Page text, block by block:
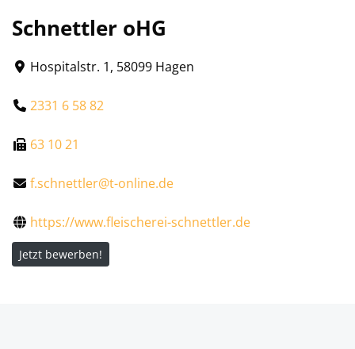
Schnettler oHG
Hospitalstr. 1, 58099 Hagen
2331 6 58 82
63 10 21
f.schnettler@t-online.de
https://www.fleischerei-schnettler.de
Jetzt bewerben!